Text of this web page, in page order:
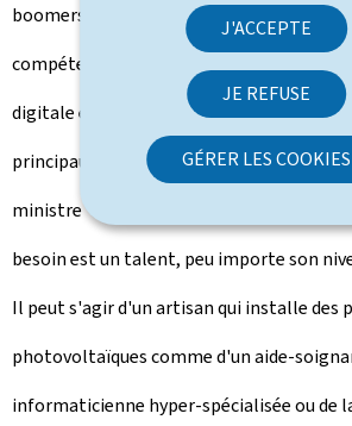
J'ACCEPTE
JE REFUSE
GÉRER LES COOKIES
boomers partent à la retraite et où nous
compétences pointues pour réussir la
digitale et environnementale, la pénurie
principaux défis de l'économie
ministre "toute personne dont
besoin est un talent, peu importe son
Il peut s'agir d'un artisan qui installe des
photovoltaïques comme d'un aide-
informaticienne hyper-spécialisée ou de